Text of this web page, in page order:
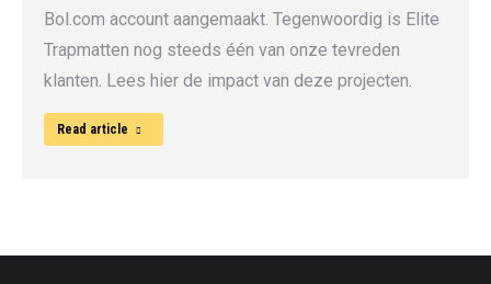
Bol.com account aangemaakt. Tegenwoordig is Elite
Trapmatten nog steeds één van onze tevreden
klanten. Lees hier de impact van deze projecten.
Read article